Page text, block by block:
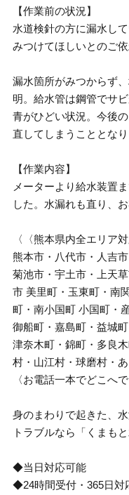
【作業前の状況】
水道検針の方に漏水し
みつけてほしいとのご依
漏水箇所がみつからず
明。給水管は鋼管でサ
青がひどい状況。今後
直してしまうこととなり
【作業内容】
メーターより給水装置
した。水漏れも直り、
〈〈熊本県内全エリア対
熊本市・八代市・人吉
菊池市・宇土市・上天
市 美里町・玉東町・南
町・南小国町 小国町・
御船町・嘉島町・益城
津奈木町・錦町・多良
村・山江村・球磨村・
〈お電話一本でどこへ
身のまわりで起きた、
トラブルなら「くまも
◆当日対応可能
◆24時間受付・365日対